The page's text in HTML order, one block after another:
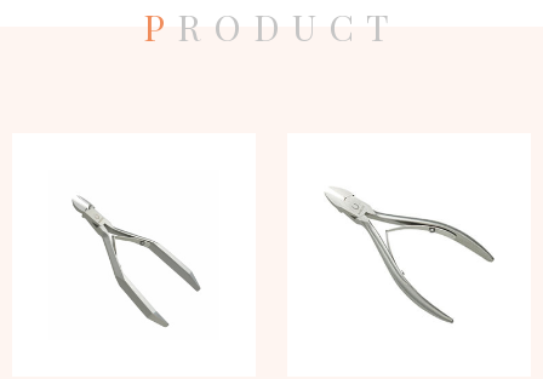
P RODUCT